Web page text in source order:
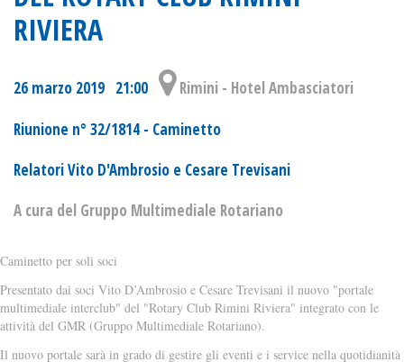
RIVIERA
26 marzo 2019 21:00
Rimini - Hotel Ambasciatori
Riunione n° 32/1814 - Caminetto
Relatori Vito D'Ambrosio e Cesare Trevisani
A cura del Gruppo Multimediale Rotariano
Caminetto per soli soci
Presentato dai soci Vito D’Ambrosio e Cesare Trevisani il nuovo "portale
multimediale interclub" del "Rotary Club Rimini Riviera" integrato con le
attività del GMR (Gruppo Multimediale Rotariano).
Il nuovo portale sarà in grado di gestire gli eventi e i service nella quotidianità